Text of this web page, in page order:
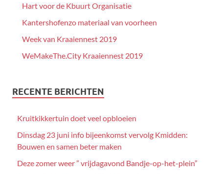
Hart voor de Kbuurt Organisatie
Kantershofenzo materiaal van voorheen
Week van Kraaiennest 2019
WeMakeThe.City Kraaiennest 2019
RECENTE BERICHTEN
Kruitkikkertuin doet veel opbloeien
Dinsdag 23 juni info bijeenkomst vervolg Kmidden:
Bouwen en samen beter maken
Deze zomer weer ” vrijdagavond Bandje-op-het-plein”